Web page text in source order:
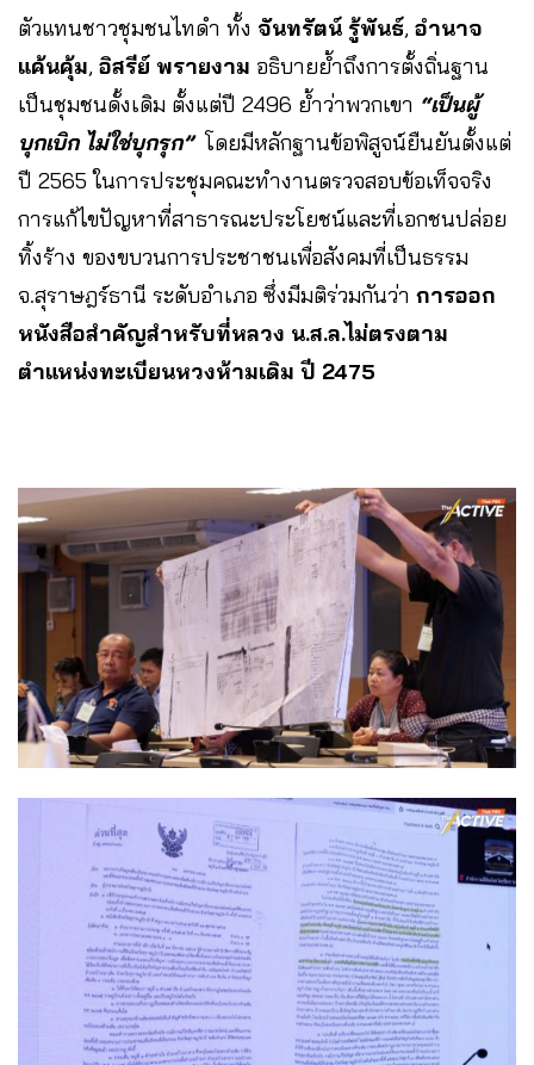
ตัวแทนชาวชุมชนไทดำ ทั้ง จันทรัตน์ รู้พันธ์, อำนาจ
แค้นคุ้ม, อิสรีย์ พรายงาม อธิบายย้ำถึงการตั้งถิ่นฐาน
เป็นชุมชนดั้งเดิม ตั้งแต่ปี 2496 ย้ำว่าพวกเขา “เป็นผู้
บุกเบิก ไม่ใช่บุกรุก”โดยมีหลักฐานข้อพิสูจน์ยืนยันตั้งแต่
ปี 2565 ในการประชุมคณะทำงานตรวจสอบข้อเท็จจริง
การแก้ไขปัญหาที่สาธารณะประโยชน์และที่เอกชนปล่อย
ทิ้งร้าง ของขบวนการประชาชนเพื่อสังคมที่เป็นธรรม
จ.สุราษฎร์ธานี ระดับอำเภอ ซึ่งมีมติร่วมกันว่า การออก
หนังสือสำคัญสำหรับที่หลวง น.ส.ล.ไม่ตรงตาม
ตำแหน่งทะเบียนหวงห้ามเดิม ปี 2475